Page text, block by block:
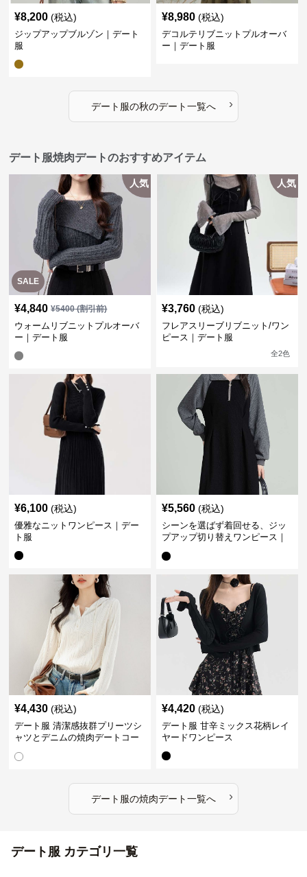
¥8,200 (税込)
ジップアップブルゾン｜デート
服
¥8,980 (税込)
デコルテリブニットプルオーバ
ー｜デート服
デート服の秋のデート一覧へ ›
デート服焼肉デートのおすすめアイテム
SALE
人気
¥4,840 ¥5400(割引前)
ウォームリブニットプルオーバ
ー｜デート服
人気
¥3,760 (税込)
フレアスリーブリブニット/ワン
ピース｜デート服
全2色
¥6,100 (税込)
優雅なニットワンピース｜デー
ト服
¥5,560 (税込)
シーンを選ばず着回せる、ジッ
プアップ切り替えワンピース｜
¥4,430 (税込)
デート服 清潔感抜群プリーツシ
ャツとデニムの焼肉デートコー
¥4,420 (税込)
デート服 甘辛ミックス花柄レイ
ヤードワンピース
デート服の焼肉デート一覧へ ›
デート服 カテゴリ一覧